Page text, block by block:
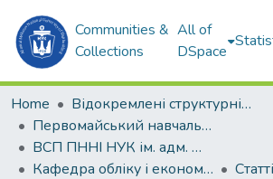
Communities &
Collections
All of
DSpace
Home
Відокремлені структурні підрозділи НУК ім. адм. Макарова
Первомайський навчально-науковий інститут НУК ім. адм. Макарова (ПННІ НУК)
ВСП ПННІ НУК ім. адм. Макарова
Кафедра обліку і економічного аналізу (ОЕА)